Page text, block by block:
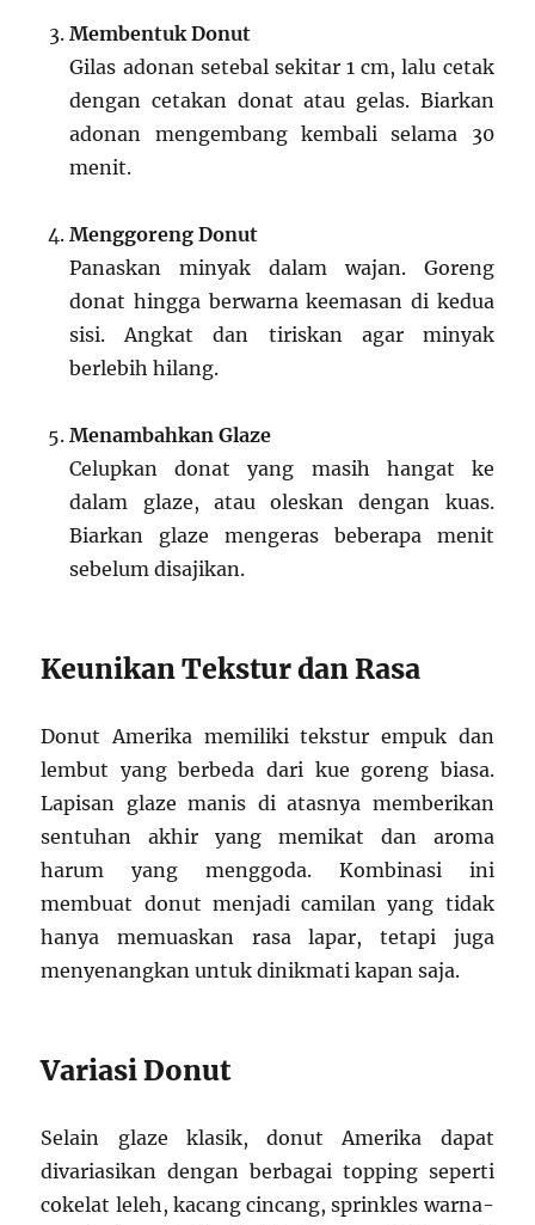
Membentuk Donut
Gilas adonan setebal sekitar 1 cm, lalu cetak
dengan cetakan donat atau gelas. Biarkan
adonan mengembang kembali selama 30
menit.
Menggoreng Donut
Panaskan minyak dalam wajan. Goreng
donat hingga berwarna keemasan di kedua
sisi. Angkat dan tiriskan agar minyak
berlebih hilang.
Menambahkan Glaze
Celupkan donat yang masih hangat ke
dalam glaze, atau oleskan dengan kuas.
Biarkan glaze mengeras beberapa menit
sebelum disajikan.
Keunikan Tekstur dan Rasa
Donut Amerika memiliki tekstur empuk dan
lembut yang berbeda dari kue goreng biasa.
Lapisan glaze manis di atasnya memberikan
sentuhan akhir yang memikat dan aroma
harum yang menggoda. Kombinasi ini
membuat donut menjadi camilan yang tidak
hanya memuaskan rasa lapar, tetapi juga
menyenangkan untuk dinikmati kapan saja.
Variasi Donut
Selain glaze klasik, donut Amerika dapat
divariasikan dengan berbagai topping seperti
cokelat leleh, kacang cincang, sprinkles warna-